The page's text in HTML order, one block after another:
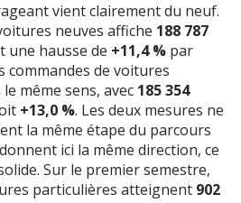
vient clairement du neuf.
neuves affiche 188 787
une hausse de +11,4 % par
commandes de voitures
même sens, avec 185 354
+13,0 %. Les deux mesures ne
la même étape du parcours
ici la même direction, ce
Sur le premier semestre,
particulières atteignent 902